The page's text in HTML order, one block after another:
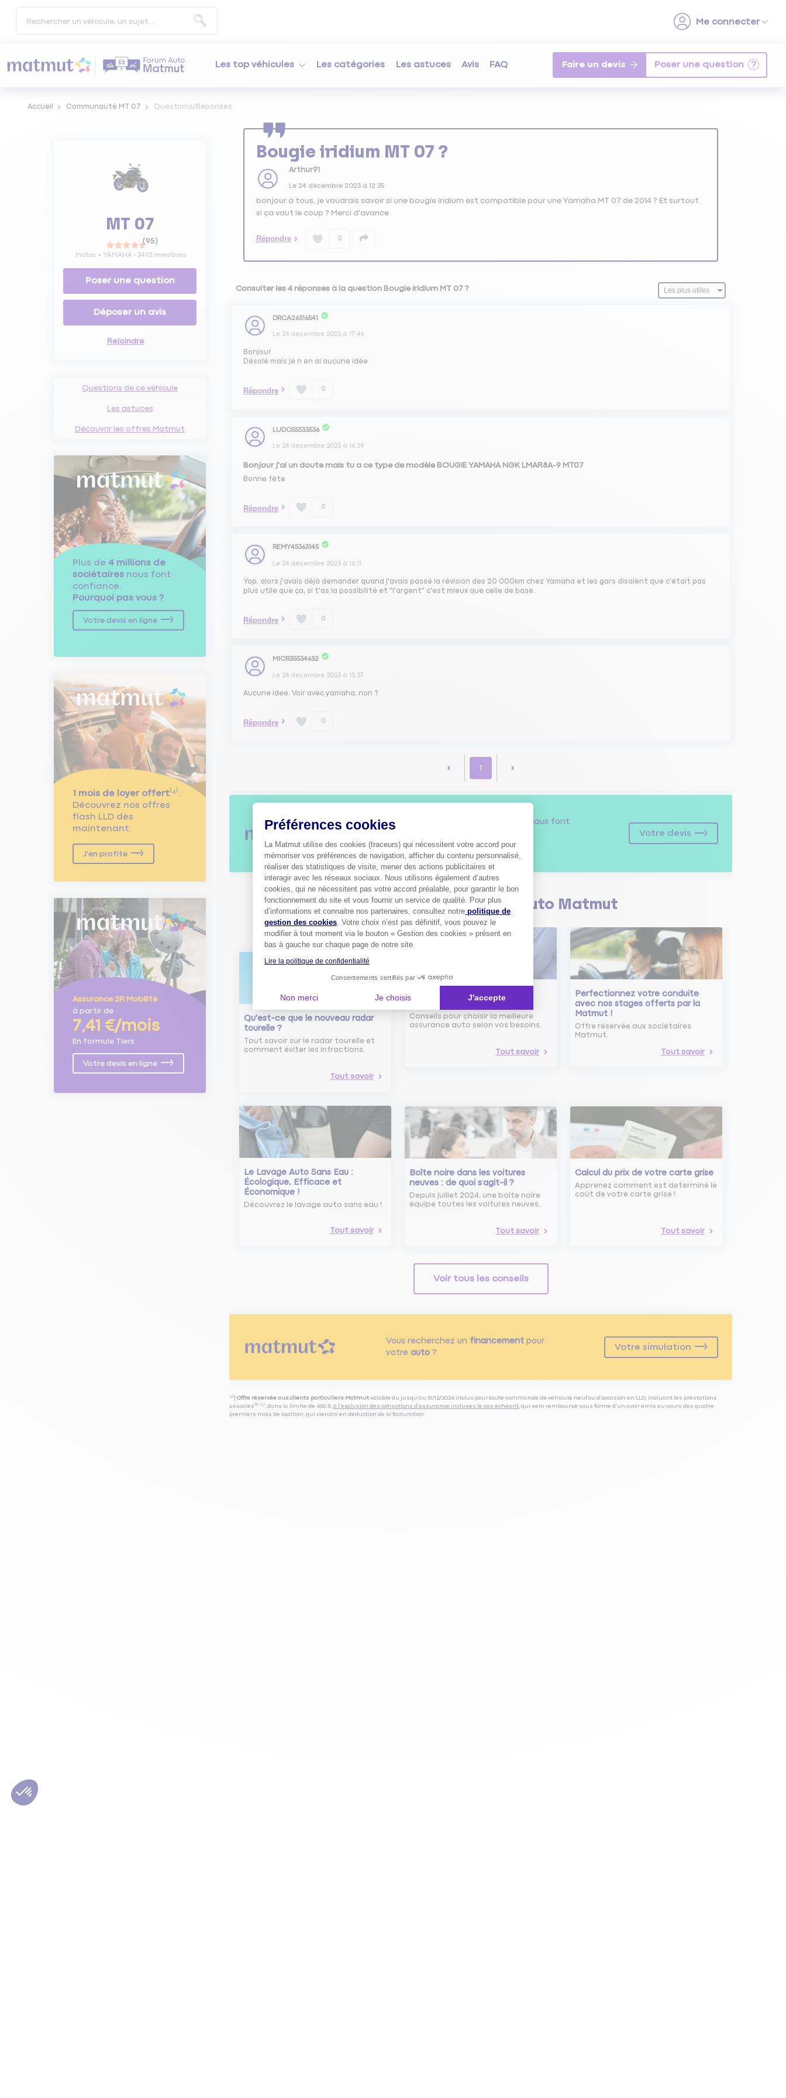
Les top véhicules Les catégories Les astuces Avis FAQ Faire un devis
Accueil Communauté MT 07 Questions/Réponses
MT 07
(95)
Motos YAMAHA- 3492 membres
Poser une question
Déposer un avis
Rejoindre
Questions de ce véhicule
Les astuces
Découvrir les offres Matmut
Plus de 4 millions de
sociétaires nous font
confiance.
Pourquoi pas vous ?
Votre devis en ligne
1 mois de loyer offert⁽⁴⁾.
Découvrez nos offres
flash LLD dès
maintenant.
J'en profite
Assurance 2R Mobilité
à partir de
7,41 €/mois
En formule Tiers
Votre devis en ligne
Bougie iridium MT 07 ?
Arthur91
Le 24 décembre 2023à 12:35
bonjour à tous, je voudrais savoir si une bougie iridium est compatible pour une Yamaha MT 07 de 2014 ? Et surtout
si ça vaut le coup ? Merci d'avance
Répondre 0
Consulter les 4 réponses à la question Bougie iridium MT 07 ?
DRCA26316541
Le 24 décembre 2023 à 17:46
Bonjour
Désolé mais je n en ai aucune idée
Répondre 0
LUDO55533536
Le 24 décembre 2023 à 16:39
Bonjour j'ai un doute mais tu a ce type de modèle BOUGIE YAMAHA NGK LMAR8A-9 MT07
Bonne fête
Répondre 0
REMY45363145
Le 24 décembre 2023 à 16:11
Yop, alors j'avais déjà demander quand j'avais passé la révision des 20 000km chez Yamaha et les gars disaient que c'était pas
plus utile que ça, si t'as la possibilité et "l'argent" c'est mieux que celle de base.
Répondre 0
MICR35534632
Le 24 décembre 2023 à 15:37
Aucune idee. Voir avec yamaha, non ?
Répondre 0
1
nous font
Pourquoi pas vous ?
Votre devis
Découvrez lesconseils Auto Matmut
Qu'est-ce que le nouveau radar
tourelle ?
Tout savoir sur le radar tourelle et
comment éviter les infractions.
Tout savoir
Comment bien choisir son
Conseils pour choisir la meilleure
assurance auto selon vos besoins.
Tout savoir
Perfectionnez votre conduite
avec nos stages offerts par la
Matmut !
Offre réservée aux sociétaires
Matmut.
Tout savoir
Le Lavage Auto Sans Eau :
Écologique, Efficace et
Économique !
Découvrez le lavage auto sans eau !
Tout savoir
Boîte noire dans les voitures
neuves : de quoi s’agit-il ?
Depuis juillet 2024, une boîte noire
équipe toutes les voitures neuves.
Tout savoir
Calcul du prix de votre carte grise
Apprenez comment est determiné le
coût de votre carte grise !
Tout savoir
Voir tous les conseils
Vous recherchez un financementpour
votre auto?
Votre simulation
⁽⁴⁾| Offre réservée aux clients particuliers Matmut valable du jusqu’au 31/12/2024 inclus pour toute commande de véhicule neuf ou d’occasion en LLD, incluant les prestations
associés⁽³⁾ ⁽⁵⁾, dans la limite de 450 €, à l’exclusion des cotisations d’assurance incluses le cas échéant, qui sera remboursé sous forme d’un avoir émis au cours des quatre
premiers mois de location, qui viendra en déduction de la facturation.
Préférences cookies
La Matmut utilise des cookies (traceurs) qui nécessitent votre accord pour
mémoriser vos préférences de navigation, afficher du contenu personnalisé,
réaliser des statistiques de visite, mener des actions publicitaires et
interagir avec les réseaux sociaux. Nous utilisons également d’autres
cookies, qui ne nécessitent pas votre accord préalable, pour garantir le bon
fonctionnement du site et vous fournir un service de qualité. Pour plus
d’informations et connaitre nos partenaires, consultez notre politique de
gestion des cookies. Votre choix n’est pas définitif, vous pouvez le
modifier à tout moment via le bouton « Gestion des cookies » présent en
bas à gauche sur chaque page de notre site.
Lire la politique de confidentialité
Consentements certifiés par
Non merci Je choisis J'accepte
Axeptio consent